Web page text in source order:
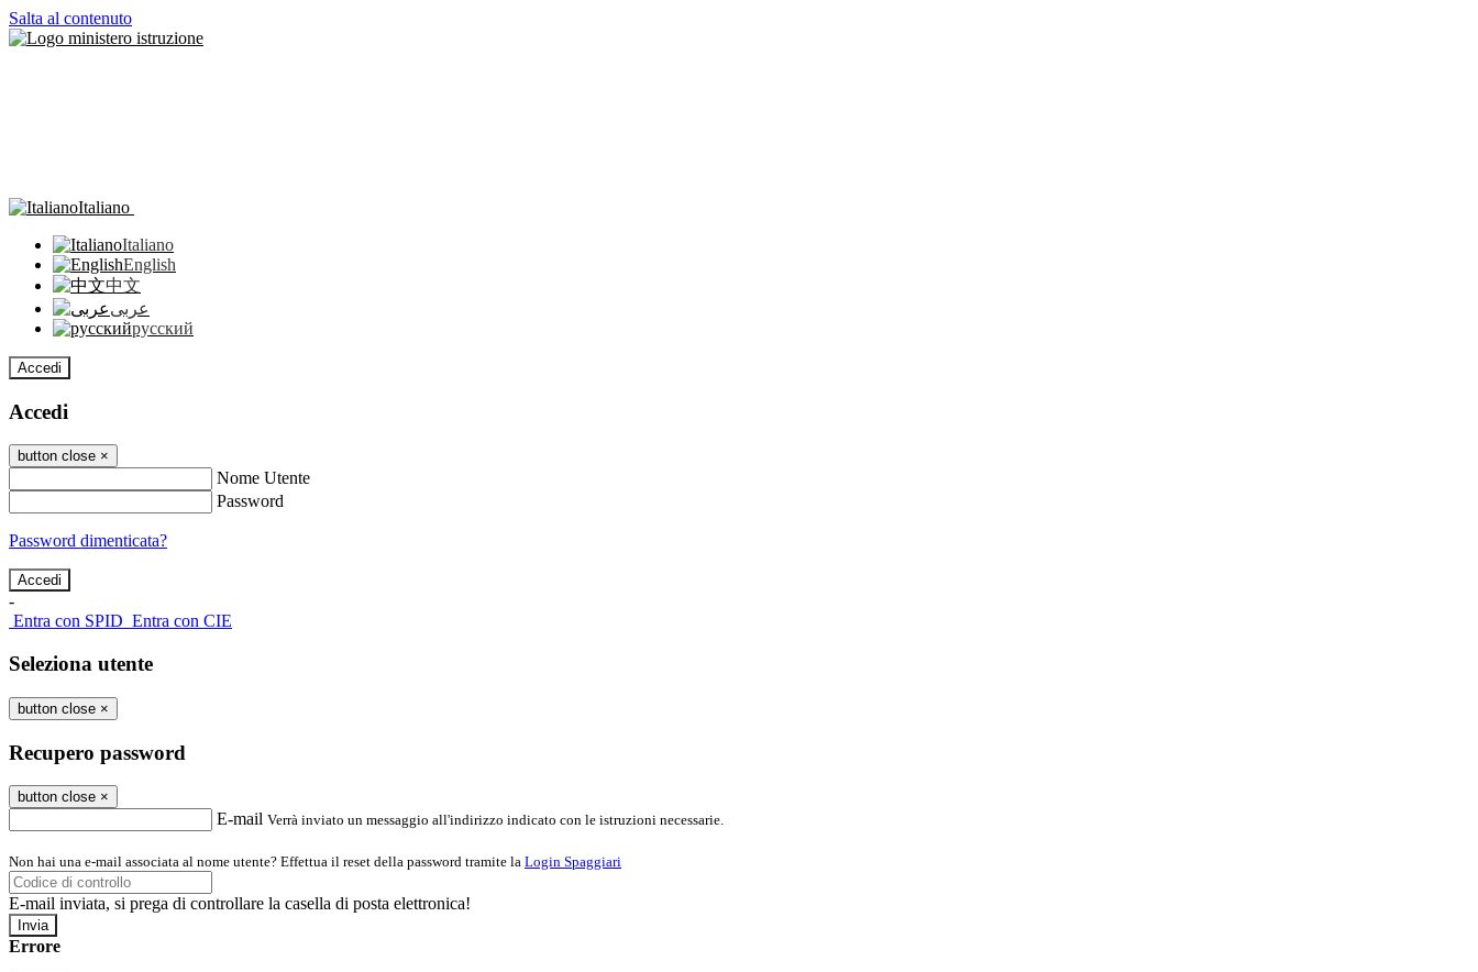
Salta al contenuto
Italiano
Italiano
English
中文
عربى
русский
Accedi
Accedi
button close ×
Nome Utente
Password
Password dimenticata?
-
Entra con SPID Entra con CIE
Seleziona utente
button close ×
Recupero password
button close ×
E-mail Verrà inviato un messaggio all'indirizzo indicato con le istruzioni necessarie.
Non hai una e-mail associata al nome utente? Effettua il reset della password tramite la Login Spaggiari
E-mail inviata, si prega di controllare la casella di posta elettronica!
Errore